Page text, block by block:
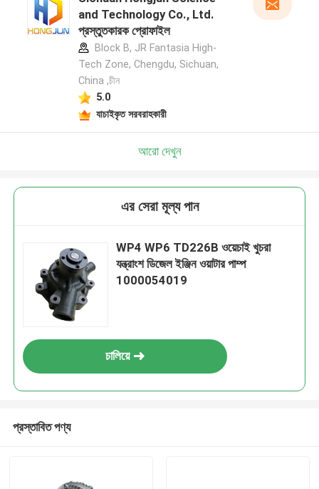
and Technology Co., Ltd.
প্রস্তুতকারক প্রোফাইল
Block B, JR Fantasia High-
Tech Zone, Chengdu, Sichuan,
China ,চীন
5.0
যাচাইকৃত সরবরাহকারী
আরো দেখুন
এর সেরা মূল্য পান
WP4 WP6 TD226B ওয়েচাই খুচরা
যন্ত্রাংশ ডিজেল ইঞ্জিন ওয়াটার পাম্প
1000054019
চালিয়ে
প্রস্তাবিত পণ্য